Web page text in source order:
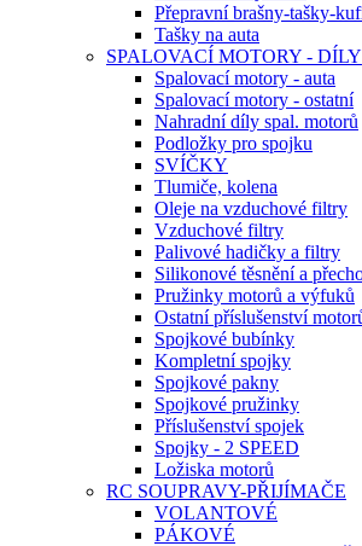
Přepravní brašny-tašky-
Tašky na auta
SPALOVACÍ MOTORY - DÍLY
Spalovací motory - auta
Spalovací motory - ostatní
Nahradní díly spal. motorů
Podložky pro spojku
SVÍČKY
Tlumiče, kolena
Oleje na vzduchové filtry
Vzduchové filtry
Palivové hadičky a filtry
Silikonové těsnění a
Pružinky motorů a výfuků
Ostatní příslušenství
Spojkové bubínky
Kompletní spojky
Spojkové pakny
Spojkové pružinky
Příslušenství spojek
Spojky - 2 SPEED
Ložiska motorů
RC SOUPRAVY-PŘIJÍMAČE
VOLANTOVÉ
PÁKOVÉ